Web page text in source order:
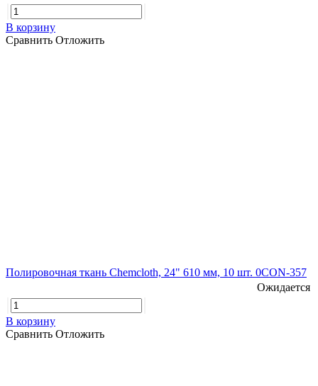
В корзину
Сравнить Отложить
Полировочная ткань Chemcloth, 24" 610 мм, 10 шт. 0CON-357
Ожидается
В корзину
Сравнить Отложить